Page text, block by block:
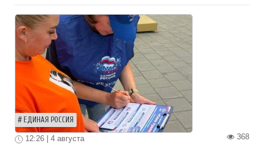
ЕДИНАЯ РОССИЯ
368
12:26 | 4 августа